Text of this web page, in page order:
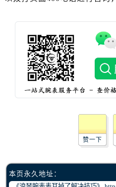
赞一下
本页永久地址：